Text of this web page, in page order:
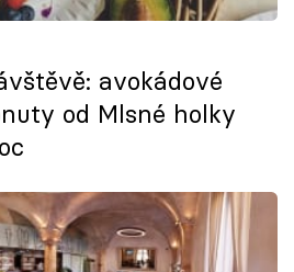
avokádové
od Mlsné holky